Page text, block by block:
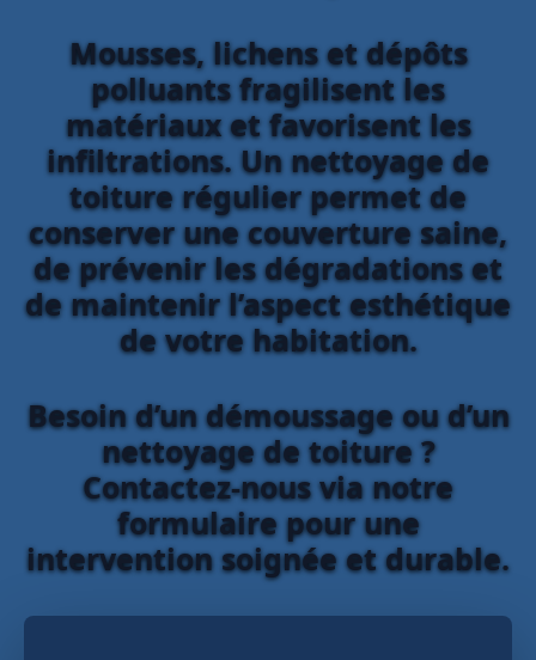
Mousses, lichens et dépôts
polluants fragilisent les
matériaux et favorisent les
infiltrations. Un nettoyage de
toiture régulier permet de
conserver une couverture saine,
de prévenir les dégradations et
de maintenir l’aspect esthétique
de votre habitation.
Besoin d’un démoussage ou d’un
nettoyage de toiture ?
Contactez-nous via notre
formulaire pour une
intervention soignée et durable.